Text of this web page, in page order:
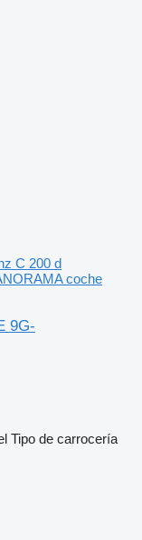
C 200 d
coche
9G-
Tipo de carrocería